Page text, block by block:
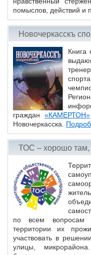
помыслов, действий и
Новочеркасскъ
Книга
граждан«КАМЕРТОН»
Новочеркасска.
ТОС – хорошо там,
по всем вопросам
территории их
участвовать в
улицы,